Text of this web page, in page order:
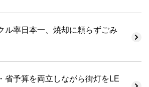
ル率日本一、焼却に頼らずごみ
省予算を両立しながら街灯をLE